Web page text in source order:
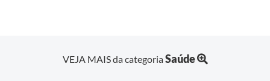
VEJA MAIS da categoriaSaúde